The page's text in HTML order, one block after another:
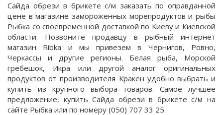
Сайда обрези в брикете с/м заказать по оправданной
цене в магазине замороженных морепродуктов и рыбы
Рыбка со своевременной доставкой по Киеву и Киевской
области. Позвоните продавцу в рыбный интернет
магазин Ribka и мы привезем в Чернигов, Ровно,
Черкассы и другие регионы. Белая рыба, Морской
гребешок, Икра или другой аналог оригинальных
продуктов от производителя Кракен удобно выбрать и
купить из крупного выбора товаров. Самое лучшее
предложение, купить Сайда обрези в брикете с/м на
сайте Рыбка или по номеру (050) 707 33 25.